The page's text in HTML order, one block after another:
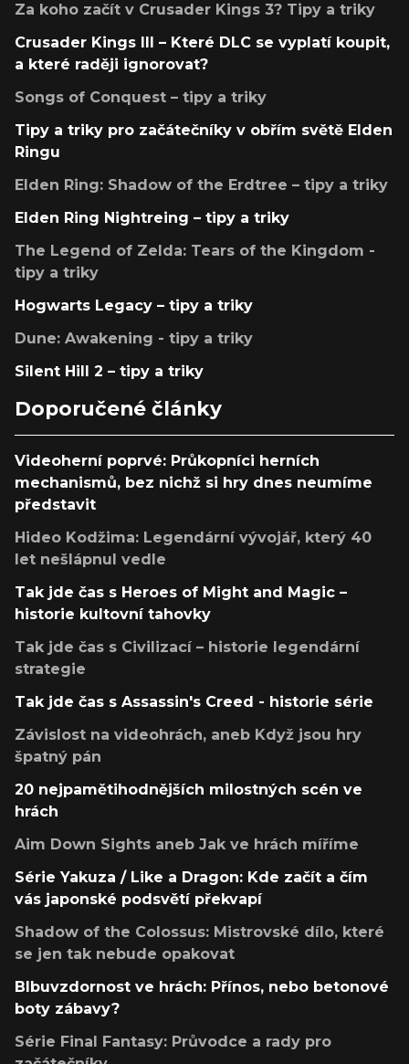
Za koho začít v Crusader Kings 3? Tipy a triky
Crusader Kings III – Které DLC se vyplatí koupit,
a které raději ignorovat?
Songs of Conquest – tipy a triky
Tipy a triky pro začátečníky v obřím světě Elden
Ringu
Elden Ring: Shadow of the Erdtree – tipy a triky
Elden Ring Nightreing – tipy a triky
The Legend of Zelda: Tears of the Kingdom -
tipy a triky
Hogwarts Legacy – tipy a triky
Dune: Awakening - tipy a triky
Silent Hill 2 – tipy a triky
Doporučené články
Videoherní poprvé: Průkopníci herních
mechanismů, bez nichž si hry dnes neumíme
představit
Hideo Kodžima: Legendární vývojář, který 40
let nešlápnul vedle
Tak jde čas s Heroes of Might and Magic –
historie kultovní tahovky
Tak jde čas s Civilizací – historie legendární
strategie
Tak jde čas s Assassin's Creed - historie série
Závislost na videohrách, aneb Když jsou hry
špatný pán
20 nejpamětihodnějších milostných scén ve
hrách
Aim Down Sights aneb Jak ve hrách míříme
Série Yakuza / Like a Dragon: Kde začít a čím
vás japonské podsvětí překvapí
Shadow of the Colossus: Mistrovské dílo, které
se jen tak nebude opakovat
Blbuvzdornost ve hrách: Přínos, nebo betonové
boty zábavy?
Série Final Fantasy: Průvodce a rady pro